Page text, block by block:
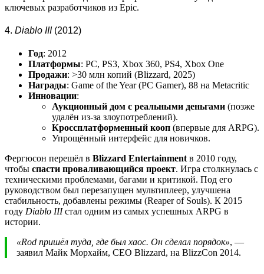
ключевых разработчиков из Epic.
4. Diablo III(2012)
Год: 2012
Платформы: PC, PS3, Xbox 360, PS4, Xbox One
Продажи: >30 млн копий (Blizzard, 2025)
Награды: Game of the Year (PC Gamer), 88 на Metacritic
Инновации:
Аукционный дом с реальными деньгами (позже
удалён из-за злоупотреблений).
Кроссплатформенный кооп (впервые для ARPG).
Упрощённый интерфейс для новичков.
Фергюсон перешёл в Blizzard Entertainment в 2010 году,
чтобы спасти проваливающийся проект. Игра столкнулась с
техническими проблемами, багами и критикой. Под его
руководством был перезапущен мультиплеер, улучшена
стабильность, добавлены режимы (Reaper of Souls). К 2015
году Diablo IIIстал одним из самых успешных ARPG в
истории.
«Rod пришёл туда, где был хаос. Он сделал порядок», —
заявил Майк Морхайм, CEO Blizzard, на BlizzCon 2014.